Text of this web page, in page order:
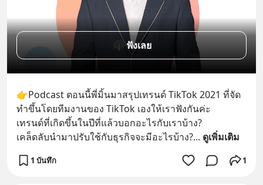
ฟังเลย
👉Podcast ตอนนี้พี่มิ้นมาสรุปเทรนด์ TikTok 2021 ที่จัด
ทำขึ้นโดยทีมงานของ TikTok เองให้เราฟังกันค่ะ
เทรนด์ที่เกิดขึ้นในปีที่แล้วบอกอะไรกับเราบ้าง?
เคล็ดลับนำมาปรับใช้กับธุรกิจจะมีอะไรบ้าง?... ดูเพิ่มเติม
1 บันทึก 1